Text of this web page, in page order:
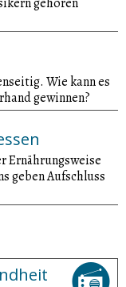
Wie kann es
gewinnen?
Ernährungsweise
geben Aufschluss